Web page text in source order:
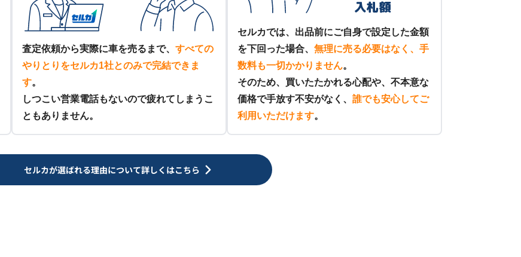
査定依頼から実際に車を売るまで、 すべての
やりとりをセルカ1社とのみで完結できま
す。
しつこい営業電話もないので疲れてしまうこ
ともありません。
セルカでは、出品前にご自身で設定した金額
を下回った場合、 無理に売る必要はなく、手
数料も一切かかりません。
そのため、買いたたかれる心配や、不本意な
価格で手放す不安がなく、 誰でも安心してご
利用いただけます。
セルカが選ばれる理由について詳しくはこちら